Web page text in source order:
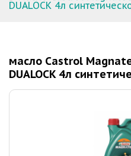
DUALOCK 4л
масло Castrol
DUALOCK 4л